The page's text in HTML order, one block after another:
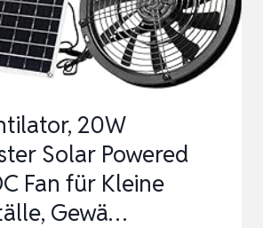
MOTOR
20W
Solar Powered
Fan für Kleine
Gewä…